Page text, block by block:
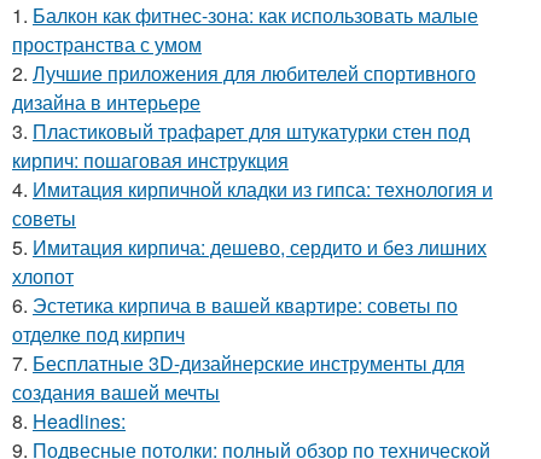
1. Балкон как фитнес-зона: как использовать малые
пространства с умом
2. Лучшие приложения для любителей спортивного
дизайна в интерьере
3. Пластиковый трафарет для штукатурки стен под
кирпич: пошаговая инструкция
4. Имитация кирпичной кладки из гипса: технология и
советы
5. Имитация кирпича: дешево, сердито и без лишних
хлопот
6. Эстетика кирпича в вашей квартире: советы по
отделке под кирпич
7. Бесплатные 3D-дизайнерские инструменты для
создания вашей мечты
8. Headlines:
9. Подвесные потолки: полный обзор по технической